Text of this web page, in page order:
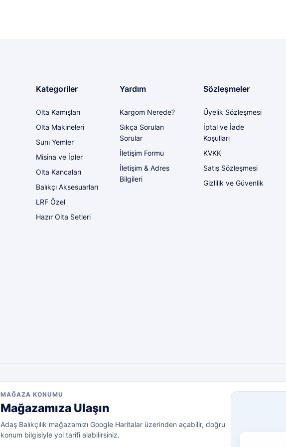
Gönder
Kategoriler
Olta Kamışları
Olta Makineleri
Suni Yemler
Misina ve İpler
Olta Kancaları
Balıkçı Aksesuarları
LRF Özel
Hazır Olta Setleri
Yardım
Kargom Nerede?
Sıkça Sorulan
Sorular
İletişim Formu
İletişim & Adres
Bilgileri
Sözleşmeler
Üyelik Sözleşmesi
İptal ve İade
Koşulları
KVKK
Satış Sözleşmesi
Gizlilik ve Güvenlik
MAĞAZA KONUMU
Mağazamıza Ulaşın
Adaş Balıkçılık mağazamızı Google Haritalar üzerinden açabilir, doğru
konum bilgisiyle yol tarifi alabilirsiniz.